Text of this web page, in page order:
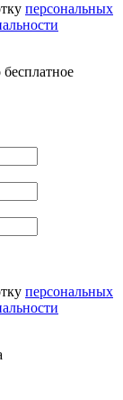
персональных
персональных